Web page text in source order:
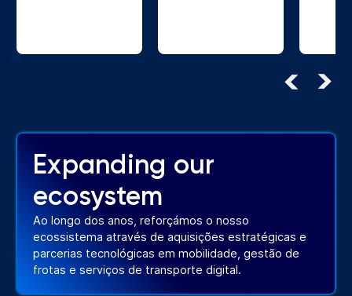
Expanding our
ecosystem
Ao longo dos anos, reforçámos o nosso
ecossistema através de aquisições estratégicas e
parcerias tecnológicas em mobilidade, gestão de
frotas e serviços de transporte digital.